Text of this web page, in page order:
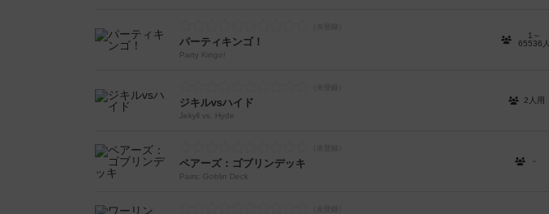
パーティキンゴ！
Party Kingo!
1～
65536人
ジキルvsハイド
Jekyll vs. Hyde
2人用
ペアーズ：ゴブリンデッキ
Pairs: Goblin Deck
－